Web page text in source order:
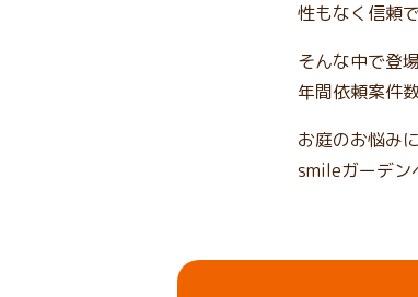
性もなく信頼
そんな中で登
年間依頼案件
お庭のお悩み
smileガーデン